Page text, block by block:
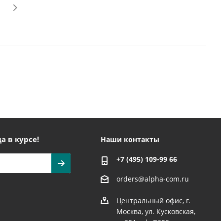
в курсе! Наши контакты
+7 (495) 109-99 66
orders@alpha-com.ru
Центральный офис, г.
Москва, ул. Кусковская,